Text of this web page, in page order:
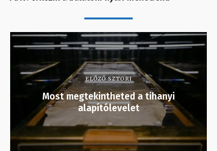
ELŐZŐ SZTORI
Most megtekintheted a tihanyi
alapítólevelet